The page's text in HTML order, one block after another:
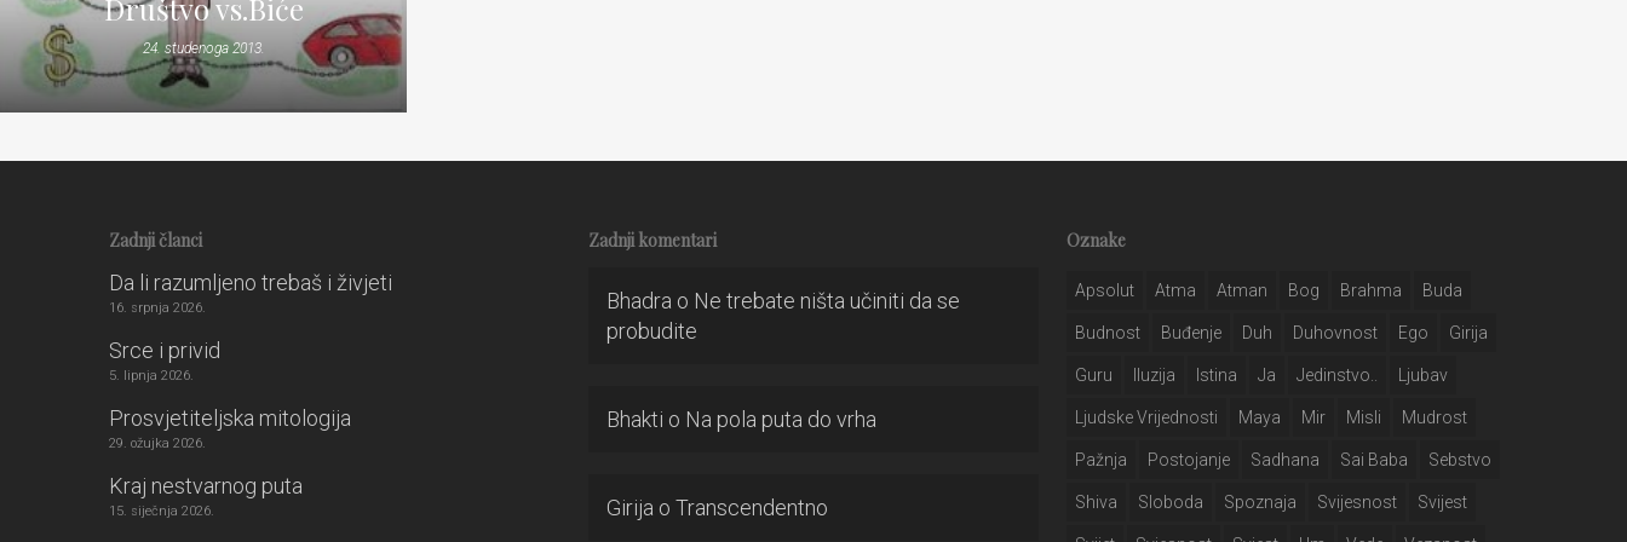
Društvo vs.Biće
24. studenoga 2013.
Zadnji članci
Da li razumljeno trebaš i živjeti
16. srpnja 2026.
Srce i privid
5. lipnja 2026.
Prosvjetiteljska mitologija
29. ožujka 2026.
Kraj nestvarnog puta
15. siječnja 2026.
Zadnji komentari
Bhadra o Ne trebate ništa učiniti da se
probudite
Bhakti o Na pola puta do vrha
Girija o Transcendentno
Oznake
Apsolut Atma Atman Bog Brahma Buda
Budnost Buđenje Duh Duhovnost Ego Girija
Guru Iluzija Istina Ja Jedinstvo.. Ljubav
Ljudske Vrijednosti Maya Mir Misli Mudrost
Pažnja Postojanje Sadhana Sai Baba Sebstvo
Shiva Sloboda Spoznaja Svijesnost Svijest